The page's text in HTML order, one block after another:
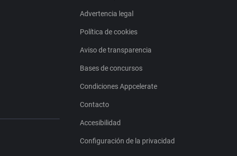
Advertencia legal
Política de cookies
Aviso de transparencia
Bases de concursos
Condiciones Appcelerate
Contacto
Accesibilidad
Configuración de la privacidad